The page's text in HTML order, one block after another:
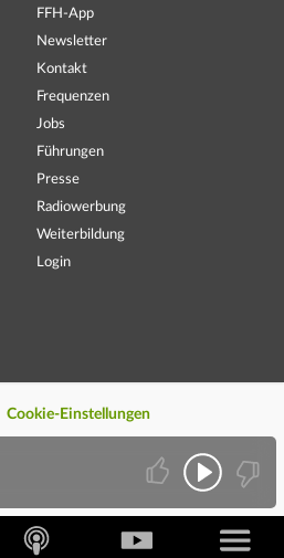
FFH-App
Newsletter
Kontakt
Frequenzen
Jobs
Führungen
Presse
Radiowerbung
Weiterbildung
Login
Cookie-Einstellungen